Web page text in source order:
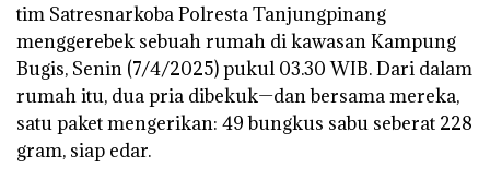
tim Satresnarkoba Polresta Tanjungpinang
menggerebek sebuah rumah di kawasan Kampung
Bugis, Senin (7/4/2025) pukul 03.30 WIB. Dari dalam
rumah itu, dua pria dibekuk—dan bersama mereka,
satu paket mengerikan: 49 bungkus sabu seberat 228
gram, siap edar.